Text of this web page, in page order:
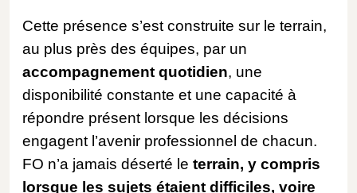
Cette présence s’est construite sur le terrain,
au plus près des équipes, par un
accompagnement quotidien, une
disponibilité constante et une capacité à
répondre présent lorsque les décisions
engagent l’avenir professionnel de chacun.
FO n’a jamais déserté le terrain, y compris
lorsque les sujets étaient difficiles, voire